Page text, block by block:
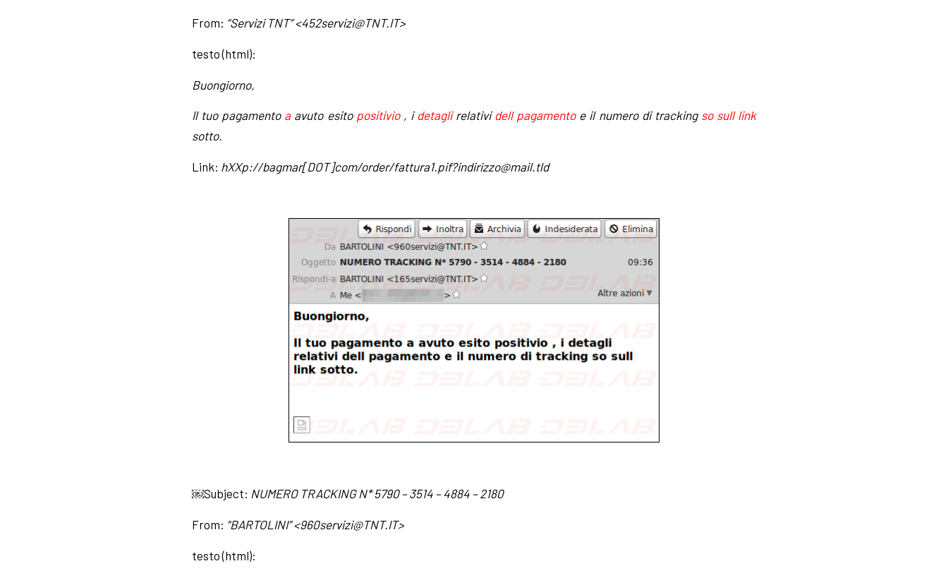
From: “Servizi TNT” <452servizi@TNT.IT>
testo (html):
Buongiorno,
Il tuo pagamento aavuto esito positivio, i detaglirelativi dell pagamentoe il numero di tracking so sull link
sotto.
Link: hXXp://bagmar[DOT]com/order/fattura1.pif?indirizzo@mail.tld
￼Subject: NUMERO TRACKING N* 5790 – 3514 – 4884 – 2180
From: “BARTOLINI” <960servizi@TNT.IT>
testo (html):